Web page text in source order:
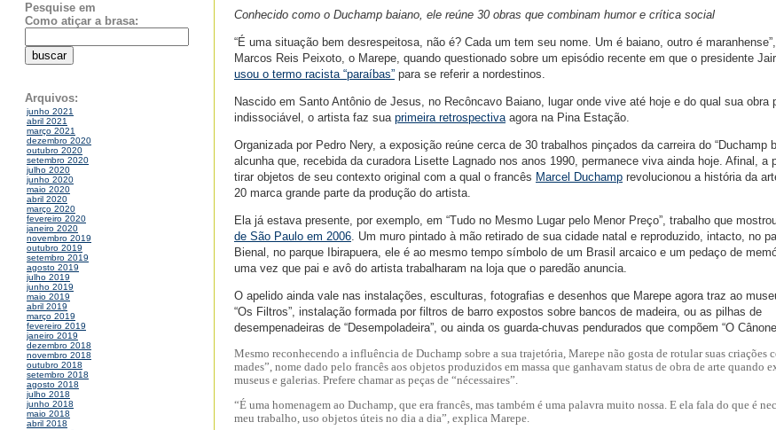
Pesquise em
Como atiçar a brasa:
Arquivos:
junho 2021
abril 2021
março 2021
dezembro 2020
outubro 2020
setembro 2020
julho 2020
junho 2020
maio 2020
abril 2020
março 2020
fevereiro 2020
janeiro 2020
novembro 2019
outubro 2019
setembro 2019
agosto 2019
julho 2019
junho 2019
maio 2019
abril 2019
março 2019
fevereiro 2019
janeiro 2019
dezembro 2018
novembro 2018
outubro 2018
setembro 2018
agosto 2018
julho 2018
junho 2018
maio 2018
abril 2018
Conhecido como o Duchamp baiano, ele reúne 30 obras que combinam humor e crítica social
“É uma situação bem desrespeitosa, não é? Cada um tem seu nome. Um é baiano, outro é
Marcos Reis Peixoto, o Marepe, quando questionado sobre um episódio recente em que o presidente
usou o termo racista “paraíbas” para se referir a nordestinos.
Nascido em Santo Antônio de Jesus, no Recôncavo Baiano, lugar onde vive até hoje e do qual sua obra
indissociável, o artista faz sua primeira retrospectivaagora na Pina Estação.
Organizada por Pedro Nery, a exposição reúne cerca de 30 trabalhos pinçados da carreira do “Duchamp
alcunha que, recebida da curadora Lisette Lagnado nos anos 1990, permanece viva ainda hoje. Afinal, a
tirar objetos de seu contexto original com a qual o francês Marcel Duchamp revolucionou a história da
20 marca grande parte da produção do artista.
Ela já estava presente, por exemplo, em “Tudo no Mesmo Lugar pelo Menor Preço”, trabalho que
de São Paulo em 2006. Um muro pintado à mão retirado de sua cidade natal e reproduzido, intacto, no
Bienal, no parque Ibirapuera, ele é ao mesmo tempo símbolo de um Brasil arcaico e um pedaço de
uma vez que pai e avô do artista trabalharam na loja que o paredão anuncia.
O apelido ainda vale nas instalações, esculturas, fotografias e desenhos que Marepe agora traz ao
“Os Filtros”, instalação formada por filtros de barro expostos sobre bancos de madeira, ou as pilhas de
desempenadeiras de “Desempoladeira”, ou ainda os guarda-chuvas pendurados que compõem “O
Mesmo reconhecendo a influência de Duchamp sobre a sua trajetória, Marepe não gosta de rotular suas criações
mades”, nome dado pelo francês aos objetos produzidos em massa que ganhavam status de obra de arte quando
museus e galerias. Prefere chamar as peças de “nécessaires”.
“É uma homenagem ao Duchamp, que era francês, mas também é uma palavra muito nossa. E ela fala do que é
meu trabalho, uso objetos úteis no dia a dia”, explica Marepe.